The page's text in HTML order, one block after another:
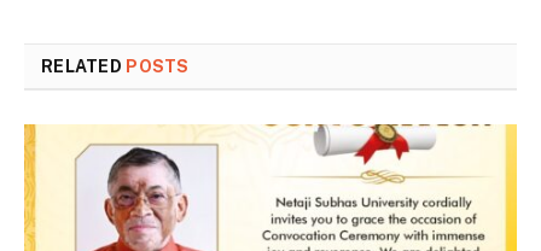
RELATED POSTS